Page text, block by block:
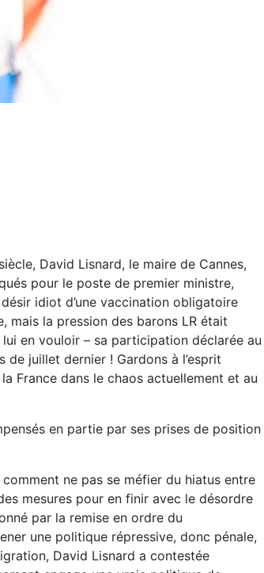
David Lisnard, le maire de Cannes,
pour le poste de premier ministre,
idiot d’une vaccination obligatoire
mais la pression des barons LR était
en vouloir – sa participation déclarée au
juillet dernier ! Gardons à l’esprit
France dans le chaos actuellement et au
en partie par ses prises de position
ne pas se méfier du hiatus entre
mesures pour en finir avec le désordre
par la remise en ordre du
une politique répressive, donc pénale,
David Lisnard a contestée